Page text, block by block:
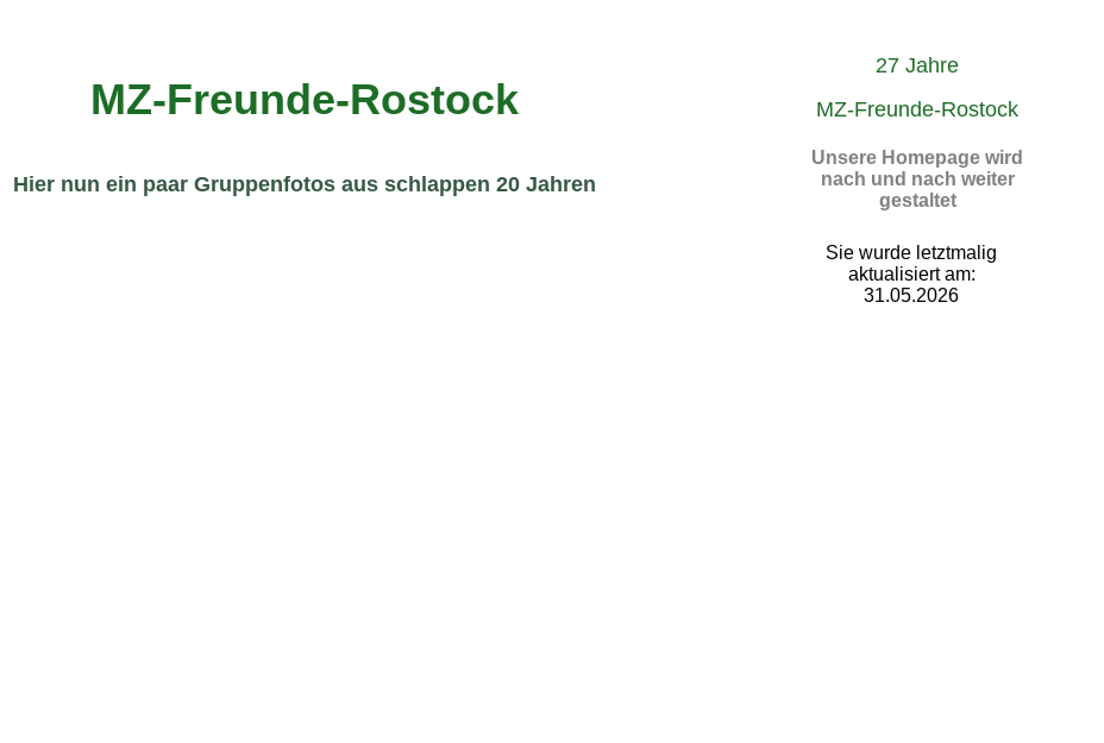
MZ-Freunde-Rostock
Hier nun ein paar Gruppenfotos aus schlappen 20 Jahren
27 Jahre
MZ-Freunde-Rostock
Unsere Homepage wird
nach und nach weiter
gestaltet
Sie wurde letztmalig
aktualisiert am:
31.05.2026